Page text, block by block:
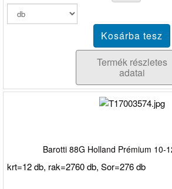
Termék részletes
adatai
Barotti 88G Holland Prémium 10-
krt=12 db, rak=2760 db, Sor=276 db